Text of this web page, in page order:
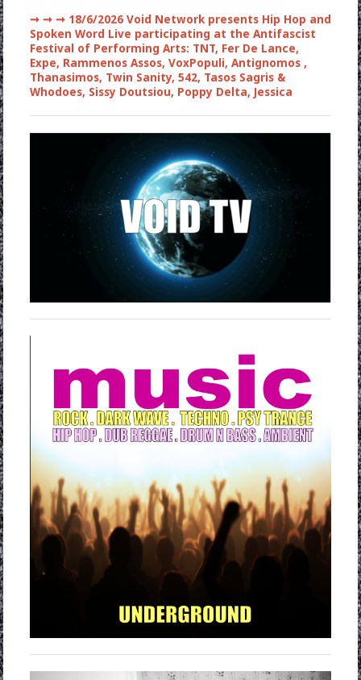
➞ ➞ ➞18/6/2026 Void Network presents Hip Hop and
Spoken Word Live participating at the Antifascist
Festival of Performing Arts: TNT, Fer De Lance,
Expe, Rammenos Assos, VoxPopuli, Antignomos ,
Thanasimos, Twin Sanity, 542, Tasos Sagris &
Whodoes, Sissy Doutsiou, Poppy Delta, Jessica